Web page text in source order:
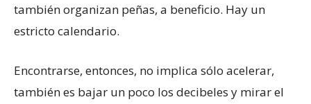
también organizan peñas, a beneficio. Hay un
estricto calendario.
Encontrarse, entonces, no implica sólo acelerar,
también es bajar un poco los decibeles y mirar el